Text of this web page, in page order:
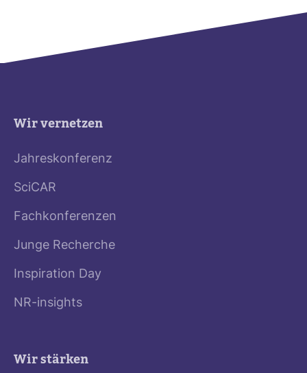
Wir vernetzen
Jahreskonferenz
SciCAR
Fachkonferenzen
Junge Recherche
Inspiration Day
NR-insights
Wir stärken